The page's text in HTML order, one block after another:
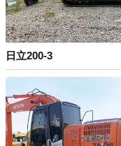
日立200-3